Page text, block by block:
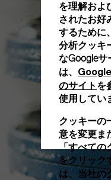
を理解およ
されたお好
するために
分析クッキ
なGoogleサ
は、
のサイト を
使用してい
クッキーの
意を変更ま
「すべての
をクリック
は、当社の